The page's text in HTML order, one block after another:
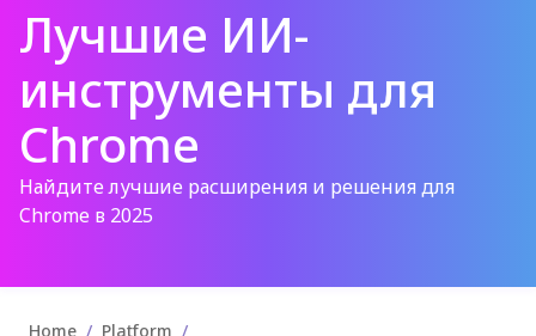
Лучшие ИИ-
инструменты для
Chrome
Найдите лучшие расширения и решения для
Chrome в 2025
Home / Platform /